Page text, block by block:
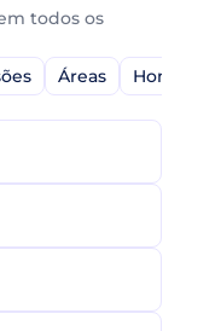
todos os
Áreas Home-